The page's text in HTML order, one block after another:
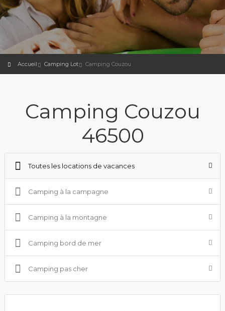
Accueil Camping Lot Camping Couzou
Camping Couzou
46500
Toutes les locations de vacances
Camping à la campagne
Camping à la montagne
Camping bord de mer
Camping pas cher